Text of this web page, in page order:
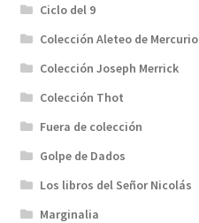
Ciclo del 9
Colección Aleteo de Mercurio
Colección Joseph Merrick
Colección Thot
Fuera de colección
Golpe de Dados
Los libros del Señor Nicolás
Marginalia